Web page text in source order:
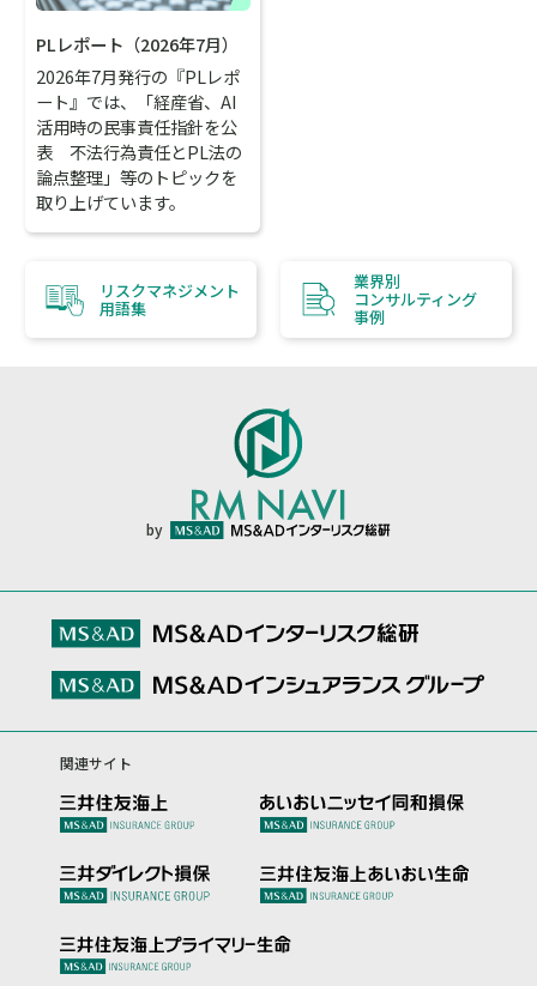
PLレポート（2026年7月）
2026年7月発行の『PLレポ
ート』では、「経産省、AI
活用時の民事責任指針を公
表 不法行為責任とPL法の
論点整理」等のトピックを
取り上げています。
リスクマネジメント
用語集
業界別
コンサルティング
事例
by
関連サイト